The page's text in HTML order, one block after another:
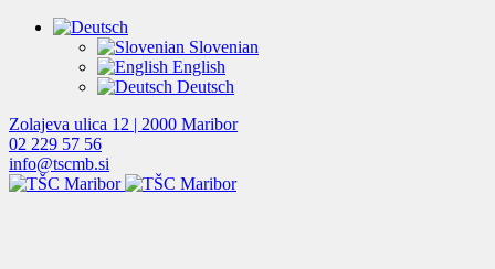
Slovenian
English
Deutsch
Zolajeva ulica 12 | 2000 Maribor
02 229 57 56
info@tscmb.si